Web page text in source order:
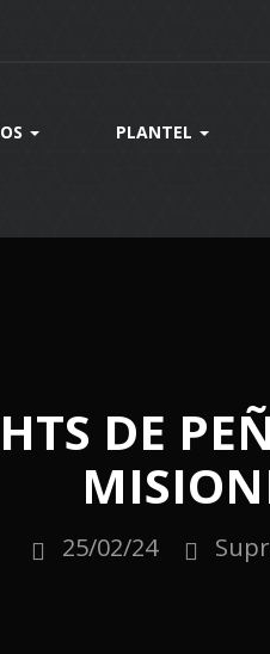
PLANTEL
DE
25/02/24